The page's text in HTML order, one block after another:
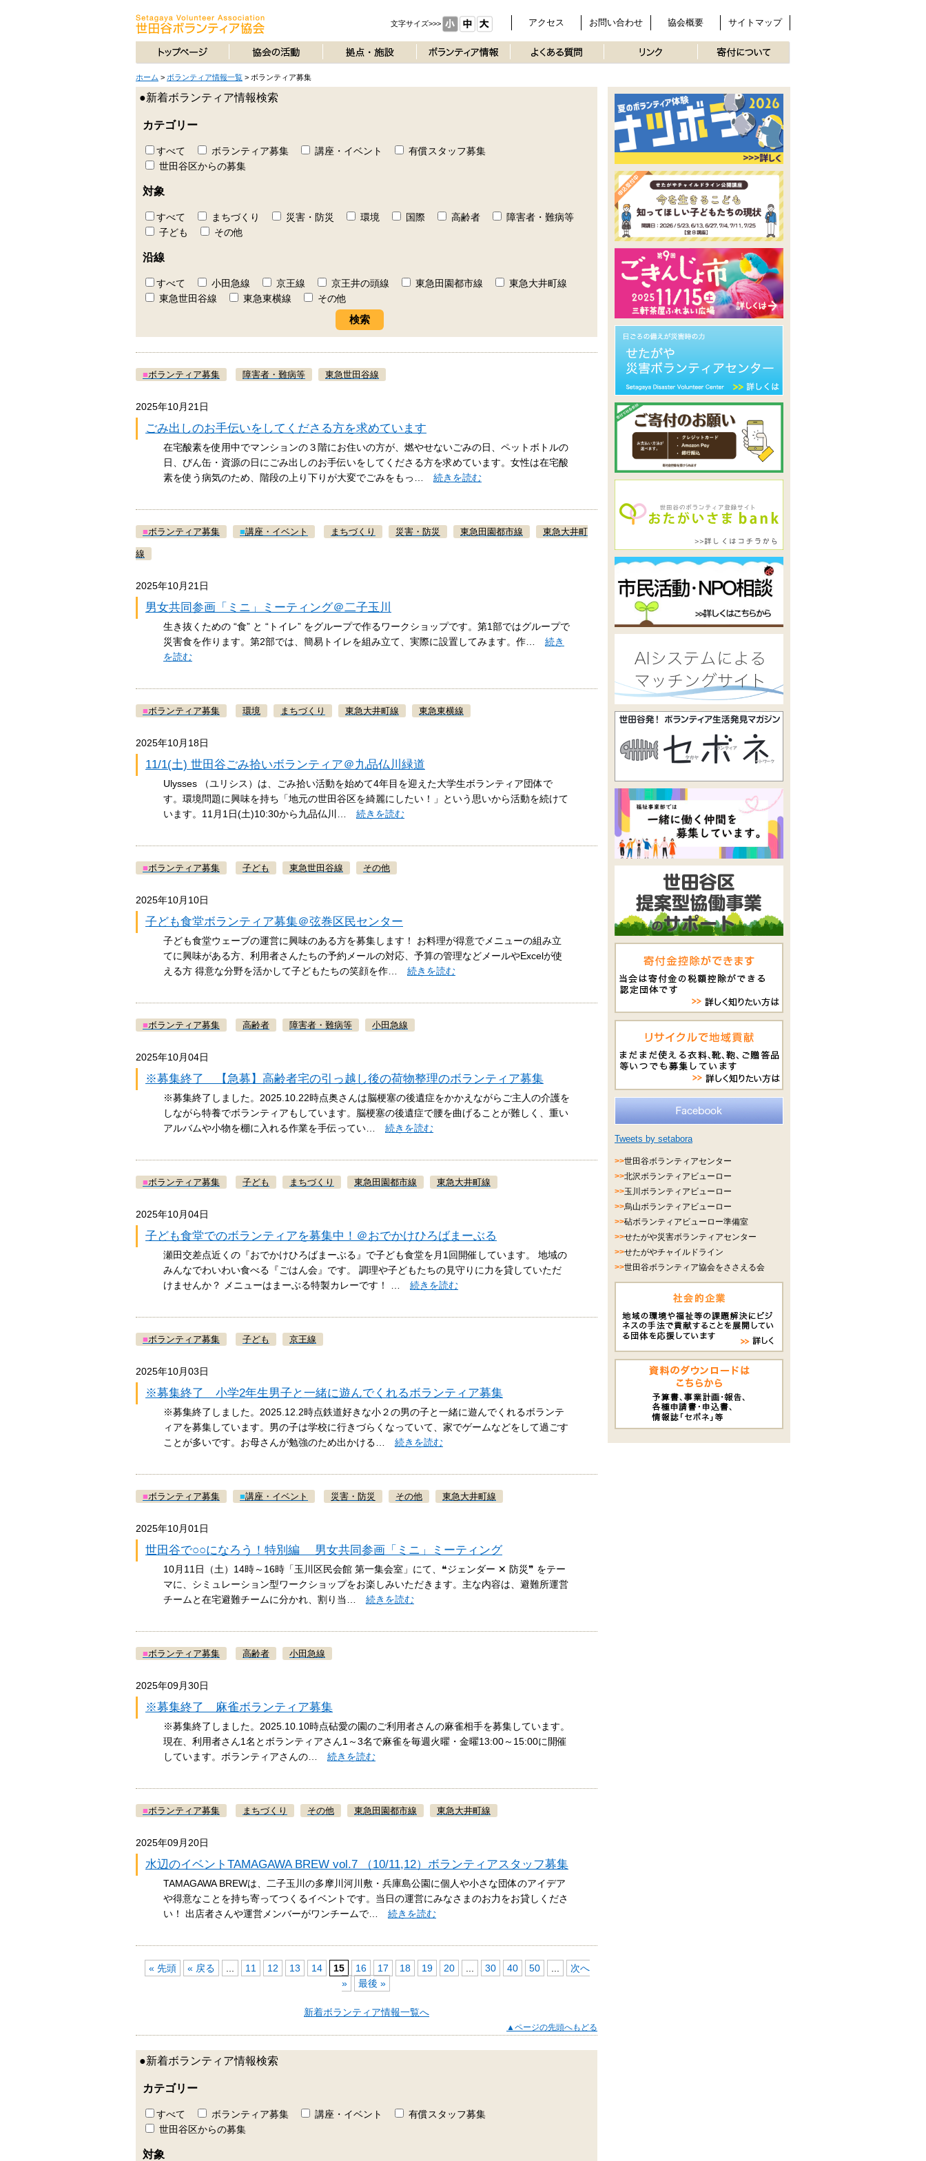
サイトマップ
協会概要
お問い合わせ
アクセス
文字サイズ>>>
ホーム > ボランティア情報一覧 > ボランティア募集
●新着ボランティア情報検索
カテゴリー
すべて ボランティア募集 講座・イベント
有償スタッフ募集
世田谷区からの募集
対象
すべて まちづくり 災害・防災 環境 国際 高齢者
障害者・難病等
子ども
その他
沿線
すべて 小田急線 京王線 京王井の頭線 東急田園都市線
東急大井町線
東急世田谷線
東急東横線 その他
■ボランティア募集 障害者・難病等 東急世田谷線
2025年10月21日
ごみ出しのお手伝いをしてくださる方を求めています
在宅酸素を使用中でマンションの３階にお住いの方が、燃やせないごみの日、ペットボトルの
日、びん缶・資源の日にごみ出しのお手伝いをしてくださる方を求めています。女性は在宅酸
素を使う病気のため、階段の上り下りが大変でごみをもっ… 続きを読む
■ボランティア募集 ■講座・イベント まちづくり 災害・防災 東急田園都市線 東急大井町
線
2025年10月21日
男女共同参画「ミニ」ミーティング＠二子玉川
生き抜くための “食” と “トイレ” をグループで作るワークショップです。第1部ではグループで
災害食を作ります。第2部では、簡易トイレを組み立て、実際に設置してみます。作… 続き
を読む
■ボランティア募集 環境 まちづくり 東急大井町線 東急東横線
2025年10月18日
11/1(土) 世田谷ごみ拾いボランティア＠九品仏川緑道
Ulysses （ユリシス）は、ごみ拾い活動を始めて4年目を迎えた大学生ボランティア団体で
す。環境問題に興味を持ち「地元の世田谷区を綺麗にしたい！」という思いから活動を続けて
います。11月1日(土)10:30から九品仏川… 続きを読む
■ボランティア募集 子ども 東急世田谷線 その他
2025年10月10日
子ども食堂ボランティア募集＠弦巻区民センター
子ども食堂ウェーブの運営に興味のある方を募集します！ お料理が得意でメニューの組み立
てに興味がある方、利用者さんたちの予約メールの対応、予算の管理などメールやExcelが使
える方 得意な分野を活かして子どもたちの笑顔を作… 続きを読む
■ボランティア募集 高齢者 障害者・難病等 小田急線
2025年10月04日
※募集終了 【急募】高齢者宅の引っ越し後の荷物整理のボランティア募集
※募集終了しました。2025.10.22時点奥さんは脳梗塞の後遺症をかかえながらご主人の介護を
しながら特養でボランティアもしています。脳梗塞の後遺症で腰を曲げることが難しく、重い
アルバムや小物を棚に入れる作業を手伝ってい… 続きを読む
■ボランティア募集 子ども まちづくり 東急田園都市線 東急大井町線
2025年10月04日
子ども食堂でのボランティアを募集中！＠おでかけひろばまーぶる
瀬田交差点近くの『おでかけひろばまーぶる』で子ども食堂を月1回開催しています。 地域の
みんなでわいわい食べる『ごはん会』です。 調理や子どもたちの見守りに力を貸していただ
けませんか？ メニューはまーぶる特製カレーです！ … 続きを読む
■ボランティア募集 子ども 京王線
2025年10月03日
※募集終了 小学2年生男子と一緒に遊んでくれるボランティア募集
※募集終了しました。2025.12.2時点鉄道好きな小２の男の子と一緒に遊んでくれるボランテ
ィアを募集しています。男の子は学校に行きづらくなっていて、家でゲームなどをして過ごす
ことが多いです。お母さんが勉強のため出かける… 続きを読む
■ボランティア募集 ■講座・イベント 災害・防災 その他 東急大井町線
2025年10月01日
世田谷で○○になろう！特別編 男女共同参画「ミニ」ミーティング
10月11日（土）14時～16時「玉川区民会館 第一集会室」にて、❝ジェンダー ✕ 防災❞ をテー
マに、シミュレーション型ワークショップをお楽しみいただきます。主な内容は、避難所運営
チームと在宅避難チームに分かれ、割り当… 続きを読む
■ボランティア募集 高齢者 小田急線
2025年09月30日
※募集終了 麻雀ボランティア募集
※募集終了しました。2025.10.10時点砧愛の園のご利用者さんの麻雀相手を募集しています。
現在、利用者さん1名とボランティアさん1～3名で麻雀を毎週火曜・金曜13:00～15:00に開催
しています。ボランティアさんの… 続きを読む
■ボランティア募集 まちづくり その他 東急田園都市線 東急大井町線
2025年09月20日
水辺のイベントTAMAGAWA BREW vol.7 （10/11,12）ボランティアスタッフ募集
TAMAGAWA BREWは、二子玉川の多摩川河川敷・兵庫島公園に個人や小さな団体のアイデア
や得意なことを持ち寄ってつくるイベントです。当日の運営にみなさまのお力をお貸しくださ
い！ 出店者さんや運営メンバーがワンチームで… 続きを読む
« 先頭 « 戻る 11 12 13 14 15 16 17 18 19 20 30 40 50
次へ
»
最後 »
新着ボランティア情報一覧へ
▲ページの先頭へもどる
●新着ボランティア情報検索
カテゴリー
すべて ボランティア募集 講座・イベント
有償スタッフ募集
世田谷区からの募集
対象
Tweets by setabora
>>世田谷ボランティアセンター
>>北沢ボランティアビューロー
>>玉川ボランティアビューロー
>>烏山ボランティアビューロー
>>砧ボランティアビューロー準備室
>>せたがや災害ボランティアセンター
>>せたがやチャイルドライン
>>世田谷ボランティア協会をささえる会